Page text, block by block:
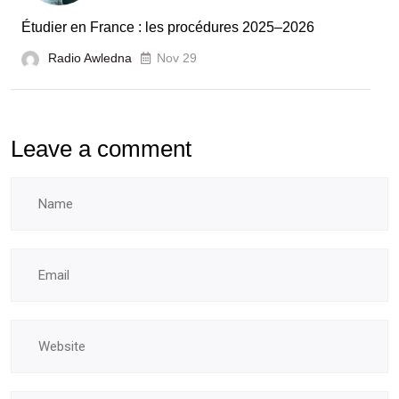
et
écoles
Étudier en France : les procédures 2025–2026
Radio Awledna Nov 29
Leave a comment